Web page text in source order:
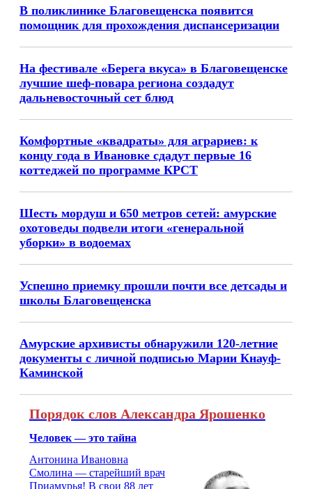
В поликлинике Благовещенска появится
помощник для прохождения диспансеризации
На фестивале «Берега вкуса» в Благовещенске
лучшие шеф-повара региона создадут
дальневосточный сет блюд
Комфортные «квадраты» для аграриев: к
концу года в Ивановке сдадут первые 16
коттеджей по программе КРСТ
Шесть мордуш и 650 метров сетей: амурские
охотоведы подвели итоги «генеральной
уборки» в водоемах
Успешно приемку прошли почти все детсады и
школы Благовещенска
Амурские архивисты обнаружили 120-летние
документы с личной подписью Марии Кнауф-
Каминской
Порядок слов Александра Ярошенко
Человек — это тайна
Антонина Ивановна
Смолина — старейший врач
Приамурья! В свои 88 лет